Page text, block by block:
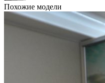
Похожие модели